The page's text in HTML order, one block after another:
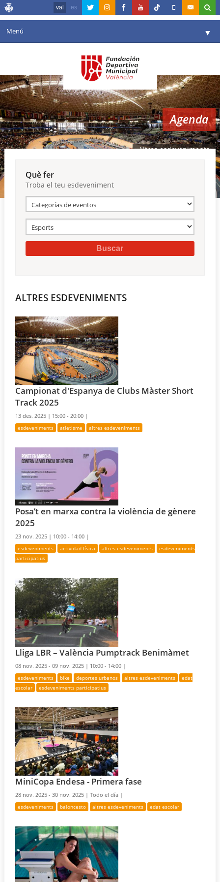
val es
Menú ▼
Agenda
Instal·lacions ▼
Comunicació ▼
València en esport ▼
Reserves
Agenda
Altres esdeveniments
Què fer
Troba el teu esdeveniment
ALTRES ESDEVENIMENTS
Campionat d'Espanya de Clubs Màster Short
Track 2025
13 des. 2025 | 15:00 - 20:00 |
esdeveniments atletisme altres esdeveniments
Posa’t en marxa contra la violència de gènere
2025
23 nov. 2025 | 10:00 - 14:00 |
esdeveniments actividad física altres esdeveniments
esdeveniments
participatius
Lliga LBR – València Pumptrack Benimàmet
08 nov. 2025 - 09 nov. 2025 | 10:00 - 14:00 |
esdeveniments bike deportes urbanos altres esdeveniments
edat
escolar
esdeveniments participatius
MiniCopa Endesa - Primera fase
28 nov. 2025 - 30 nov. 2025 |Todo el día |
esdeveniments baloncesto altres esdeveniments edat escolar